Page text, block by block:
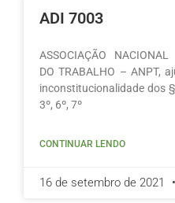
ADI 7003
ASSOCIAÇÃO NACIONAL
DO TRABALHO – ANPT,
inconstitucionalidade dos
3º, 6º, 7º
CONTINUAR LENDO
16 de setembro de 2021